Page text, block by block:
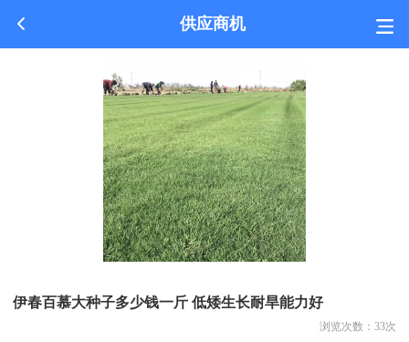
供应商机
伊春百慕大种子多少钱一斤 低矮生长耐旱能力好
浏览次数： 33次